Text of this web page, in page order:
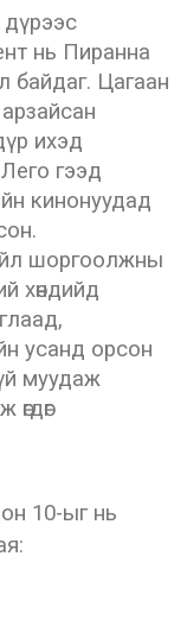
нь Пиранна
байдаг. Цагаан
ихэд
гээд
кинонуудад
шоргоолжны
хөндийд
усанд орсон
муудаж
10-ыг нь